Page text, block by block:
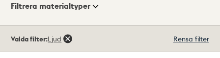
Visningsläge
Filtrera materialtyper
träffar
Valda filter:Ljud Rensa filter